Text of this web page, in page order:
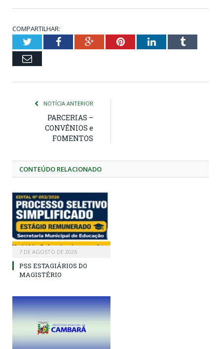
COMPARTILHAR:
TwitterFacebookGoogle+PinterestLinkedInTumblr
Email
NOTÍCIA ANTERIOR
PARCERIAS –
CONVÊNIOS e
FOMENTOS
CONTEÚDO RELACIONADO
7 DE AGOSTO DE 2026
PSS ESTAGIÁRIOS DO
MAGISTÉRIO